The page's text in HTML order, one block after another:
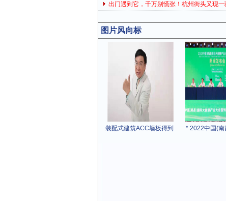
出门遇到它，千万别慌张！杭州街头又现一
图片风向标
装配式建筑ACC墙板得到 ＂2022中国(